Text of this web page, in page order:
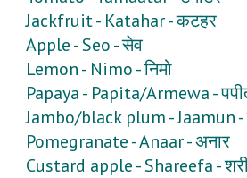
Jackfruit - Katahar - कटहर
Apple - Seo - सेव
Lemon - Nimo - निमो
Papaya - Papita/Armewa -
Jambo/black plum - Jaamun -
Pomegranate - Anaar - अनार
Custard apple - Shareefa -